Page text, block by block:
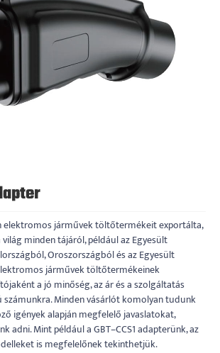
elektromos járművek töltőtermékeit exportálta,
minden tájáról, például az Egyesült
Oroszországból és az Egyesült
járművek töltőtermékeinek
a jó minőség, az ár és a szolgáltatás
Minden vásárlót komolyan tudunk
igények alapján megfelelő javaslatokat,
adni. Mint például a GBT–CCS1 adapterünk, az
is megfelelőnek tekinthetjük.